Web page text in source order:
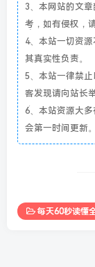
3、本网站的文
考，如有侵权，
4、本站一切资
其真实性负责。
5、本站一律禁
客发现请向站长
6、本站资源大
会第一时间更新。
每天60秒读懂